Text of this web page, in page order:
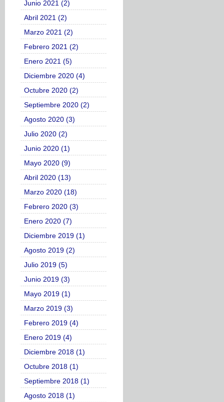
Junio 2021 (2)
Abril 2021 (2)
Marzo 2021 (2)
Febrero 2021 (2)
Enero 2021 (5)
Diciembre 2020 (4)
Octubre 2020 (2)
Septiembre 2020 (2)
Agosto 2020 (3)
Julio 2020 (2)
Junio 2020 (1)
Mayo 2020 (9)
Abril 2020 (13)
Marzo 2020 (18)
Febrero 2020 (3)
Enero 2020 (7)
Diciembre 2019 (1)
Agosto 2019 (2)
Julio 2019 (5)
Junio 2019 (3)
Mayo 2019 (1)
Marzo 2019 (3)
Febrero 2019 (4)
Enero 2019 (4)
Diciembre 2018 (1)
Octubre 2018 (1)
Septiembre 2018 (1)
Agosto 2018 (1)